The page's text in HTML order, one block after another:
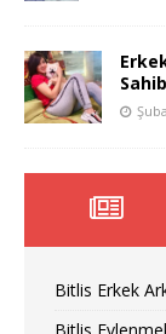
Bitlis Erkek